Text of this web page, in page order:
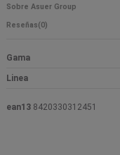
Sobre Asuer Group
Reseñas(0)
Gama
Linea
ean13 8420330312451